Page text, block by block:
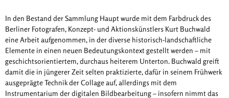
In den Bestand der Sammlung Haupt wurde mit dem Farbdruck des
Berliner Fotografen, Konzept- und Aktionskünstlers Kurt Buchwald
eine Arbeit aufgenommen, in der diverse historisch-landschaftliche
Elemente in einen neuen Bedeutungskontext gestellt werden – mit
geschichtsorientiertem, durchaus heiterem Unterton. Buchwald greift
damit die in jüngerer Zeit selten praktizierte, dafür in seinem Frühwerk
ausgeprägte Technik der Collage auf, allerdings mit dem
Instrumentarium der digitalen Bildbearbeitung – insofern nimmt das